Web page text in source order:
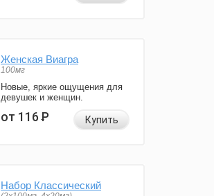
Женская Виагра
100мг
Новые, яркие ощущения для
девушек и женщин.
от 116Р Купить
Набор Классический